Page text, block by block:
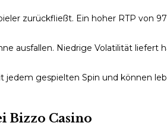
zurückfließt. Ein hoher RTP von
ausfallen. Niedrige Volatilität liefert
jedem gespielten Spin und können
Bizzo Casino